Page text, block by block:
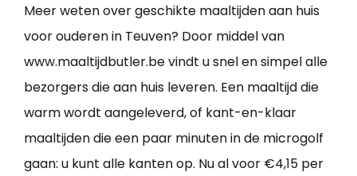
Meer weten over geschikte maaltijden aan huis
voor ouderen in Teuven? Door middel van
www.maaltijdbutler.be vindt u snel en simpel alle
bezorgers die aan huis leveren. Een maaltijd die
warm wordt aangeleverd, of kant-en-klaar
maaltijden die een paar minuten in de microgolf
gaan: u kunt alle kanten op. Nu al voor €4,15 per